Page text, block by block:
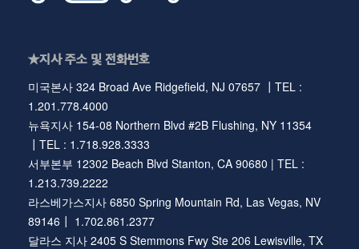
★지사 주소 및 전화번호
미국본사 324 Broad Ave Ridgefield, NJ 07657 ┃TEL :
1.201.778.4000
뉴욕지사 154-08 Northern Blvd #2B Flushing, NY 11354
┃TEL : 1.718.928.3333
서부본부 12302 Beach Blvd Stanton, CA 90680 | TEL :
1.213.739.2222
라스베가스지사 6850 Spring Mountain Rd, Las Vegas, NV
89146┃ 1.702.861.2377
달라스 지사 2405 S Stemmons Fwy Ste 206 Lewisville, TX